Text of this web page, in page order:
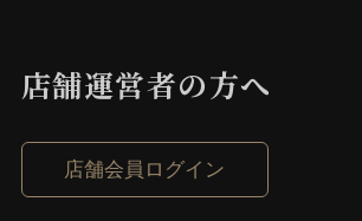
ビアバー
ビアバー
店舗運営者の⽅へ
店舗会員ログイン